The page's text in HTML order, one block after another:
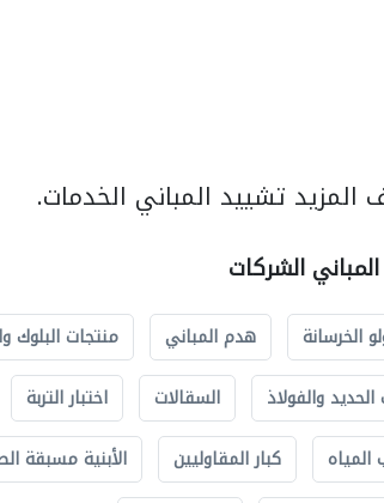
المزيد تشييد المباني الخدمات.
الشركات
الخرسانة هدم المباني منتجات البلوك
والفولاذ
السقالات اختبار التربة
كبار المقاوليين الأبنية مسبقة